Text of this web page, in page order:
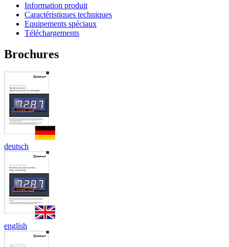
Information produit
Caractéristiques techniques
Equipements spéciaux
Téléchargements
Brochures
deutsch
english